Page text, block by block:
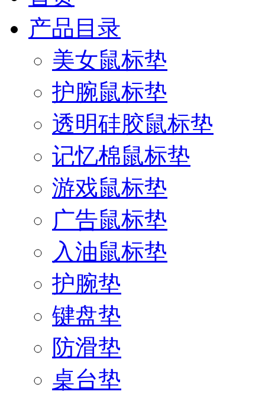
产品目录
美女鼠标垫
护腕鼠标垫
透明硅胶鼠标垫
记忆棉鼠标垫
游戏鼠标垫
广告鼠标垫
入油鼠标垫
护腕垫
键盘垫
防滑垫
桌台垫